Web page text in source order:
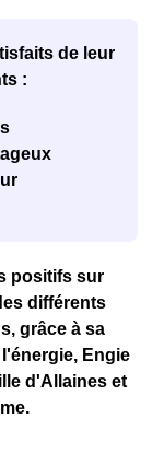
de leur
:
positifs sur
différents
grâce à sa
énergie, Engie
d'Allaines et
.